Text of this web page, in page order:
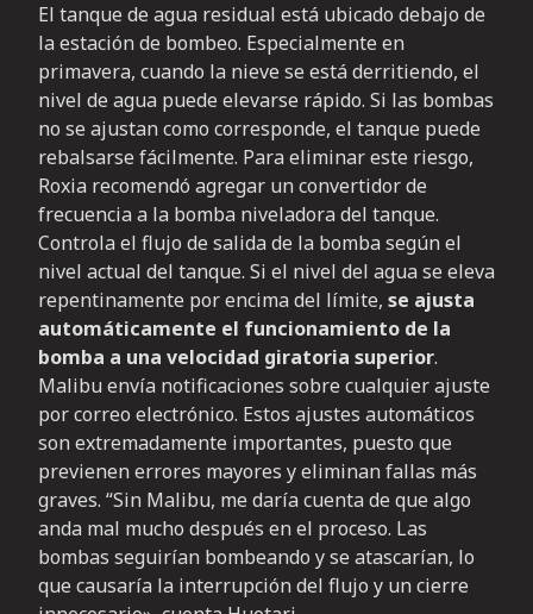
El tanque de agua residual está ubicado debajo de
la estación de bombeo. Especialmente en
primavera, cuando la nieve se está derritiendo, el
nivel de agua puede elevarse rápido. Si las bombas
no se ajustan como corresponde, el tanque puede
rebalsarse fácilmente. Para eliminar este riesgo,
Roxia recomendó agregar un convertidor de
frecuencia a la bomba niveladora del tanque.
Controla el flujo de salida de la bomba según el
nivel actual del tanque. Si el nivel del agua se eleva
repentinamente por encima del límite, se ajusta
automáticamente el funcionamiento de la
bomba a una velocidad giratoria superior.
Malibu envía notificaciones sobre cualquier ajuste
por correo electrónico. Estos ajustes automáticos
son extremadamente importantes, puesto que
previenen errores mayores y eliminan fallas más
graves. “Sin Malibu, me daría cuenta de que algo
anda mal mucho después en el proceso. Las
bombas seguirían bombeando y se atascarían, lo
que causaría la interrupción del flujo y un cierre